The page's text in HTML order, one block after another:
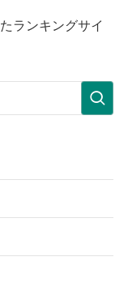
ランキングサイ